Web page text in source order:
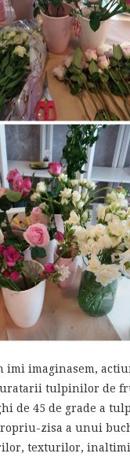
imi imaginasem,
tulpinilor de
de 45 de grade a
zisa a unui
texturilor,